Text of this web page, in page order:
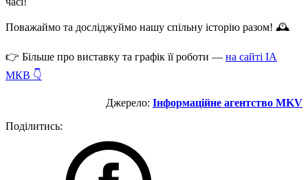
Поважаймо та досліджуймо нашу спільну історію разом! 🕰
👉 Більше про виставку та графік її роботи — на сайті ІА
МКВ 👇
Джерело: Інформаційне агентство MKV
Поділитись: